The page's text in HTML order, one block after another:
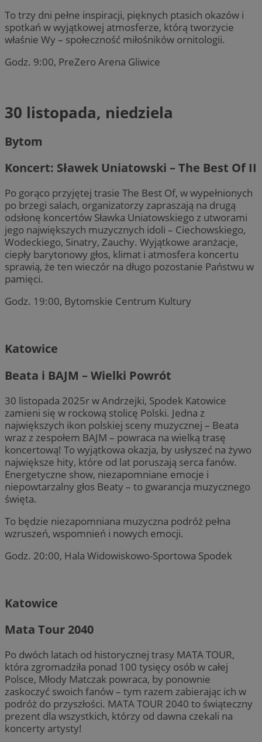
To trzy dni pełne inspiracji, pięknych ptasich okazów i
spotkań w wyjątkowej atmosferze, którą tworzycie
właśnie Wy – społeczność miłośników ornitologii.
Godz. 9:00, PreZero Arena Gliwice
30 listopada, niedziela
Bytom
Koncert: Sławek Uniatowski – The Best Of II
Po gorąco przyjętej trasie The Best Of, w wypełnionych
po brzegi salach, organizatorzy zapraszają na drugą
odsłonę koncertów Sławka Uniatowskiego z utworami
jego największych muzycznych idoli – Ciechowskiego,
Wodeckiego, Sinatry, Zauchy. Wyjątkowe aranżacje,
ciepły barytonowy głos, klimat i atmosfera koncertu
sprawią, że ten wieczór na długo pozostanie Państwu w
pamięci.
Godz. 19:00, Bytomskie Centrum Kultury
Katowice
Beata i BAJM – Wielki Powrót
30 listopada 2025r w Andrzejki, Spodek Katowice
zamieni się w rockową stolicę Polski. Jedna z
największych ikon polskiej sceny muzycznej – Beata
wraz z zespołem BAJM – powraca na wielką trasę
koncertową! To wyjątkowa okazja, by usłyszeć na żywo
największe hity, które od lat poruszają serca fanów.
Energetyczne show, niezapomniane emocje i
niepowtarzalny głos Beaty – to gwarancja muzycznego
święta.
To będzie niezapomniana muzyczna podróż pełna
wzruszeń, wspomnień i nowych emocji.
Godz. 20:00, Hala Widowiskowo-Sportowa Spodek
Katowice
Mata Tour 2040
Po dwóch latach od historycznej trasy MATA TOUR,
która zgromadziła ponad 100 tysięcy osób w całej
Polsce, Młody Matczak powraca, by ponownie
zaskoczyć swoich fanów – tym razem zabierając ich w
podróż do przyszłości. MATA TOUR 2040 to świąteczny
prezent dla wszystkich, którzy od dawna czekali na
koncerty artysty!